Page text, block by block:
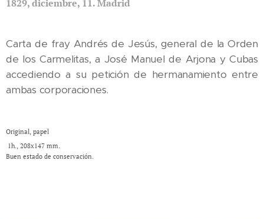
1829, diciembre, 11. Madrid
Carta de fray Andrés de Jesús, general de la Orden
de los Carmelitas, a José Manuel de Arjona y Cubas
accediendo a su petición de hermanamiento entre
ambas corporaciones.
Original, papel
1h., 208x147 mm.
Buen estado de conservación.